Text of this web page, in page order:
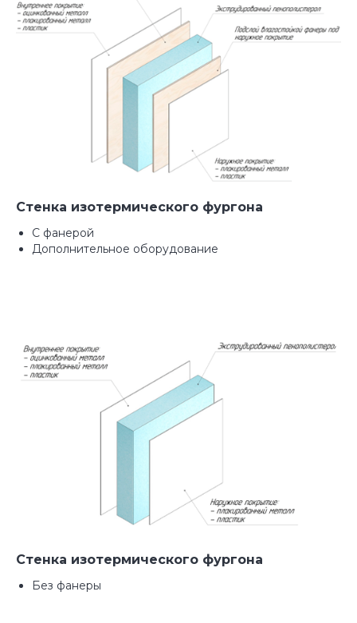
Стенка изотермического фургона
С фанерой
Дополнительное оборудование
Стенка изотермического фургона
Без фанеры
Прямые поставки от
производителя
Мы работаем без посредников, что
Полный спектр услуг по
задачи разного уровня, от установки
дополнительного оборудования до
монтажа специфического